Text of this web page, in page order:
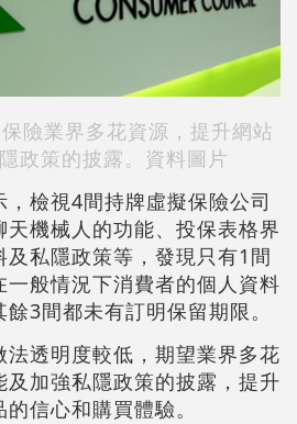
險業界多花資源，提升網站
政策的披露。資料圖片
，檢視4間持牌虛擬保險公司
機械人的功能、投保表格界
私隱政策等，發現只有1間
般情況下消費者的個人資料
3間都未有訂明保留期限。
透明度較低，期望業界多花
及加強私隱政策的披露，提升
信心和購買體驗。